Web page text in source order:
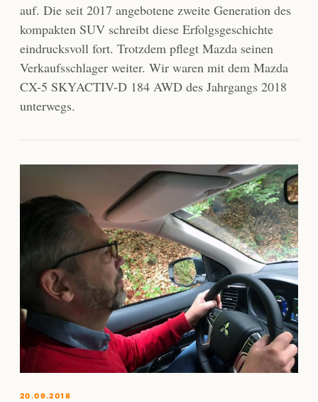
auf. Die seit 2017 angebotene zweite Generation des
kompakten SUV schreibt diese Erfolgsgeschichte
eindrucksvoll fort. Trotzdem pflegt Mazda seinen
Verkaufsschlager weiter. Wir waren mit dem Mazda
CX-5 SKYACTIV-D 184 AWD des Jahrgangs 2018
unterwegs.
20.09.2018